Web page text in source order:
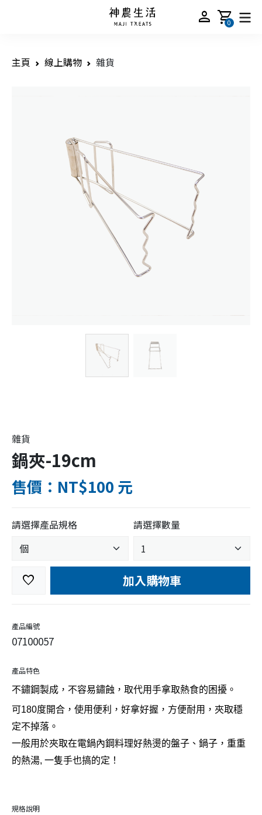
person shopping_cart
0
主頁 線上購物 雜貨
雜貨
鍋夾-19cm
售價：NT$100 元
請選擇產品規格 請選擇數量
favorite 加入購物車
產品編號
07100057
產品特色
不鏽鋼製成，不容易鏽蝕，取代用手拿取熱食的困擾。
可180度開合，使用便利，好拿好握，方便耐用，夾取穩
定不掉落。
一般用於夾取在電鍋內鋼料理好熱燙的盤子、鍋子，重重
的熱湯, 一隻手也搞的定！
規格說明